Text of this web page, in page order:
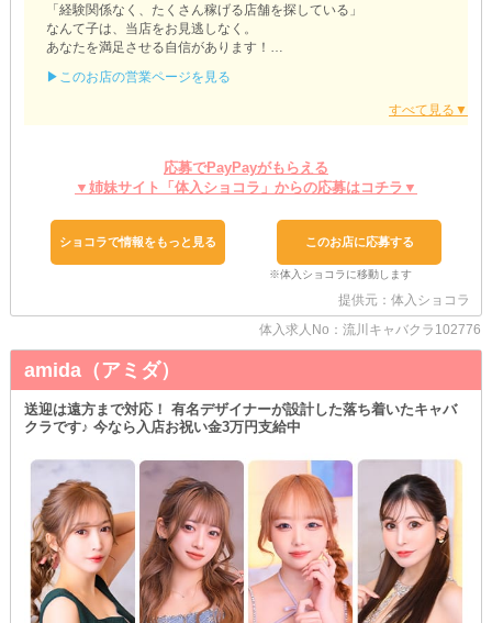
「経験関係なく、たくさん稼げる店舗を探している」
なんて子は、当店をお見逃しなく。
あなたを満足させる自信があります！
【CAMELLIA（カメリア）】
スキマ時間だけお仕事することも、がっつり長時間勤務も大歓迎で
ます◎
+｡個人ロッカーをご用意｡+
お仕事に必要なものを、お店に置いておけるのは嬉しいPOINT！
お仕事が終わった後は、車での送りを利用OK！
車内で好きなことをしながら自宅まで帰れます。
＼キャストさんを積極採用中／
夜職の経験は問いません！
少しでも興味のある子は、体験入店でお店の雰囲気を確かめてみて
ください！
あなたからのご応募をお待ちしております。
▶このお店の営業ページを見る
応募でPayPayがもらえる
▼姉妹サイト「体入ショコラ」からの応募はコチラ▼
ショコラで情報をもっと見る このお店に応募する
提供元：体入ショコラ
体入求人No：流川キャバクラ102776
amida（アミダ）
送迎は遠方まで対応！ 有名デザイナーが設計した落ち着いたキャバ
クラです♪ 今なら入店お祝い金3万円支給中